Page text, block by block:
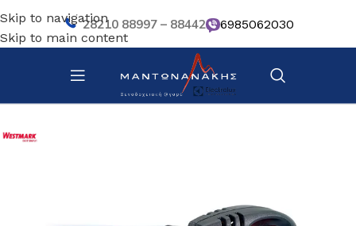
Skip to navigation
Skip to main content
28210 88997 – 88442 6985062030
Αρχική σελίδα/